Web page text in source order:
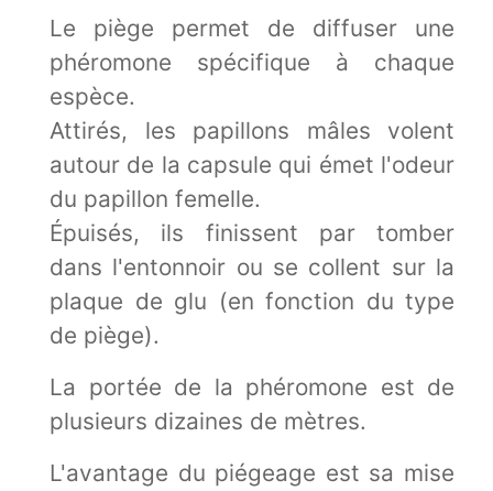
Le piège permet de diffuser une
phéromone spécifique à chaque
espèce.
Attirés, les papillons mâles volent
autour de la capsule qui émet l'odeur
du papillon femelle.
Épuisés, ils finissent par tomber
dans l'entonnoir ou se collent sur la
plaque de glu (en fonction du type
de piège).
La portée de la phéromone est de
plusieurs dizaines de mètres.
L'avantage du piégeage est sa mise